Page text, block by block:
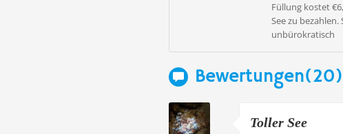
Füllung kostet
See zu bezahlen.
unbürokratisch
Bewertungen(20)
Toller See